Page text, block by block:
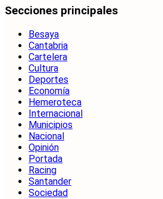
Secciones principales
Besaya
Cantabria
Cartelera
Cultura
Deportes
Economía
Hemeroteca
Internacional
Municipios
Nacional
Opinión
Portada
Racing
Santander
Sociedad